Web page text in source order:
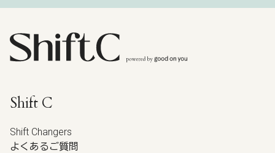
Shift C
Shift Changers
よくあるご質問